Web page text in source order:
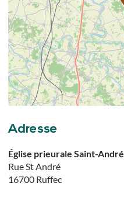
Adresse
Église prieurale Saint-André
Rue St André
16700 Ruffec